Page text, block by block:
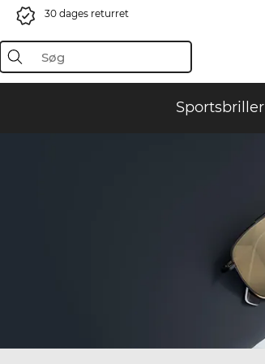
30 dages returret
Sportsbriller